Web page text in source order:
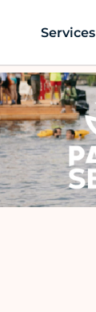
Services